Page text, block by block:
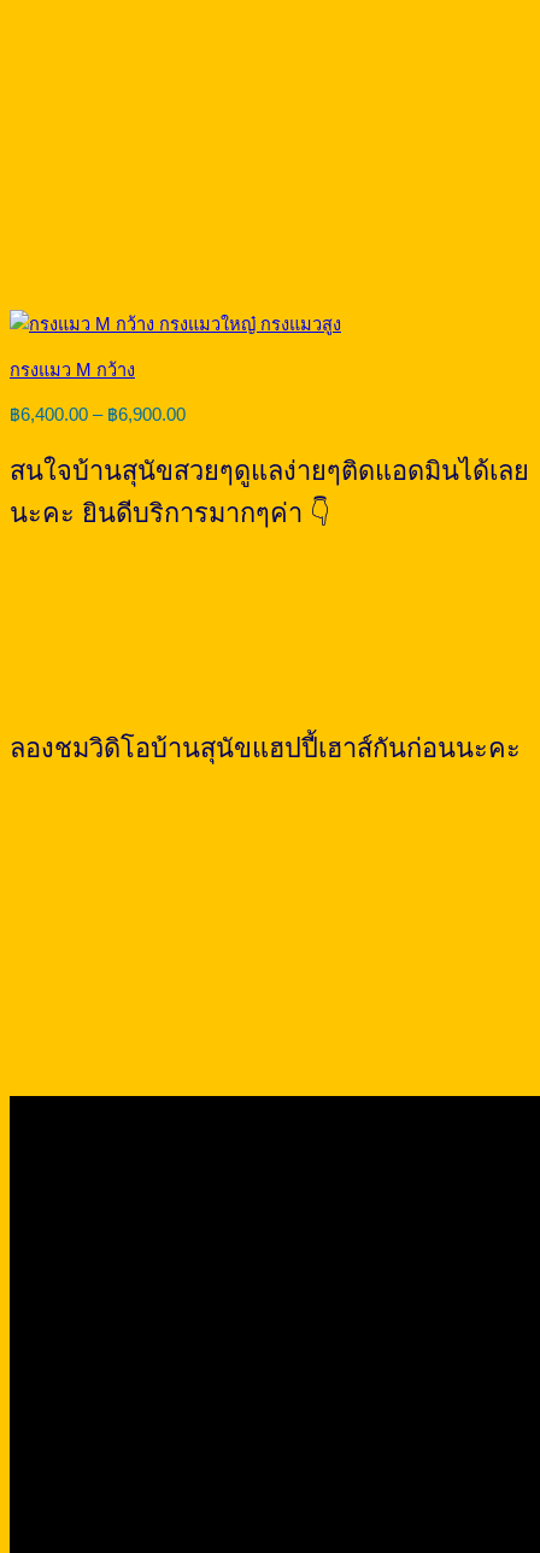
กรงแมว M กว้าง
฿6,400.00 – ฿6,900.00Price
through
สนใจบ้านสุนัขสวยๆดูแลง่ายๆติดแอดมินได้เลย
นะคะ ยินดีบริการมากๆค่า 👇
ลองชมวิดิโอบ้านสุนัขแฮปปี้เฮาส์กันก่อนนะคะ